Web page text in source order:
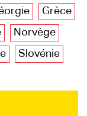
Grèce
Norvège
Slovénie